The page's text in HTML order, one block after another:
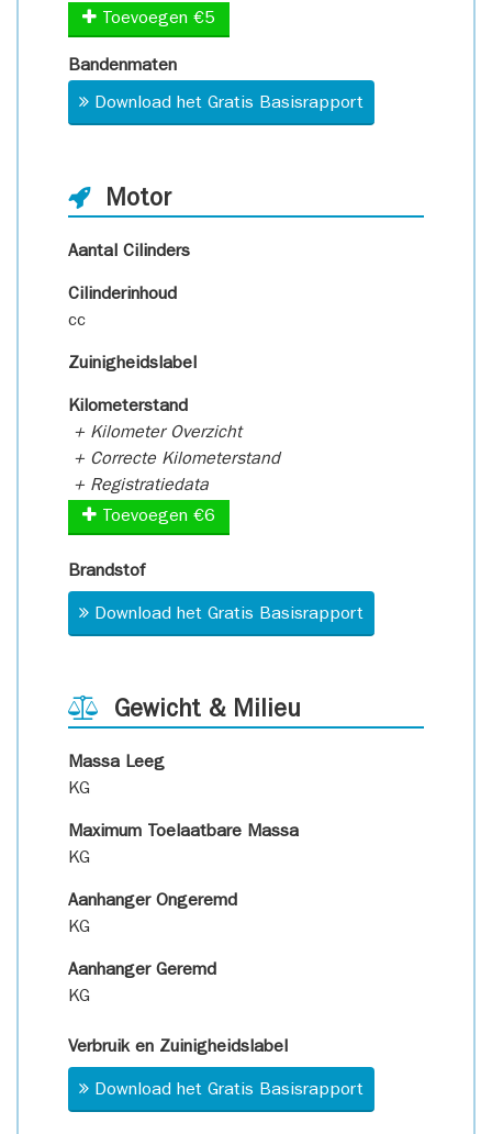
Toevoegen €5
Bandenmaten
Download het Gratis Basisrapport
Motor
Aantal Cilinders
Cilinderinhoud
cc
Zuinigheidslabel
Kilometerstand
+ Kilometer Overzicht
+ Correcte Kilometerstand
+ Registratiedata
Toevoegen €6
Brandstof
Download het Gratis Basisrapport
Gewicht & Milieu
Massa Leeg
KG
Maximum Toelaatbare Massa
KG
Aanhanger Ongeremd
KG
Aanhanger Geremd
KG
Verbruik en Zuinigheidslabel
Download het Gratis Basisrapport